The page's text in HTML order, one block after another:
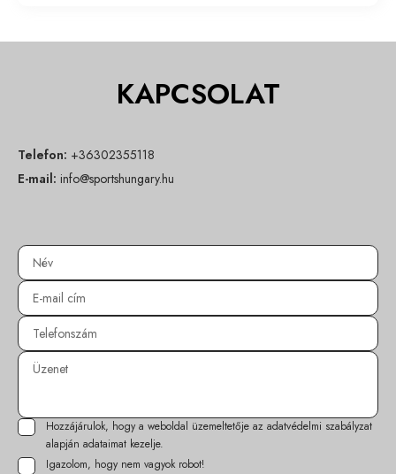
KAPCSOLAT
Telefon: +36302355118
E-mail: info@sportshungary.hu
Hozzájárulok, hogy a weboldal üzemeltetője az adatvédelmi szabályzat
alapján adataimat kezelje.
Igazolom, hogy nem vagyok robot!